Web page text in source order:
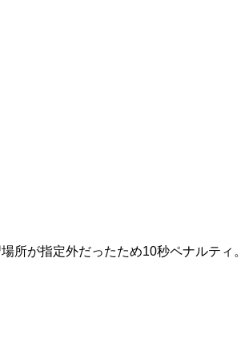
所が指定外だったため10秒ペナルティ。